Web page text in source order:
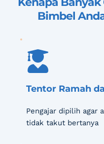
Bimbel
Tentor Ramah
Pengajar dipilih agar
tidak takut bertanya